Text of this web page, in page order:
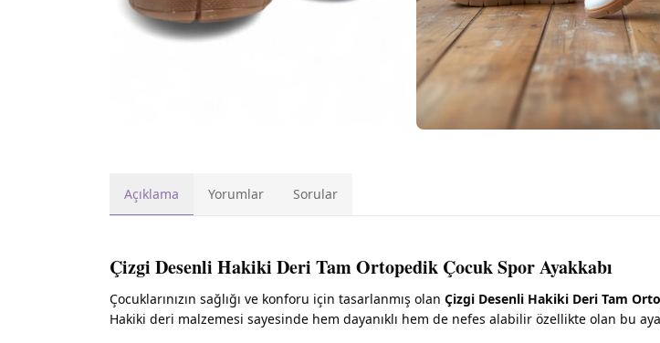
Açıklama Yorumlar Sorular
Çizgi Desenli Hakiki Deri Tam Ortopedik Çocuk Spor Ayakkabı
Çocuklarınızın sağlığı ve konforu için tasarlanmış olan Çizgi Desenli Hakiki Deri Tam
Hakiki deri malzemesi sayesinde hem dayanıklı hem de nefes alabilir özellikte olan bu